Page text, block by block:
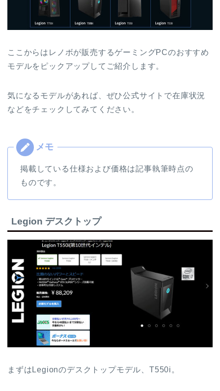
ここからはレノボが販売するゲーミングPCのおすすめ
モデルをピックアップしてご紹介します。
気になるモデルがあれば、ぜひ公式サイトで在庫状況
などをチェックしてみてください。
掲載している仕様および価格は記事執筆時点の
ものです。
Legion デスクトップ
まずはLegionのデスクトップモデル、T550i。